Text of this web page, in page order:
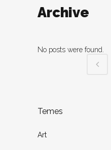
Archive
No posts were found.
Temes
Art